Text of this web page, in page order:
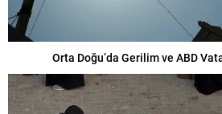
Orta Doğu’da Gerilim ve ABD